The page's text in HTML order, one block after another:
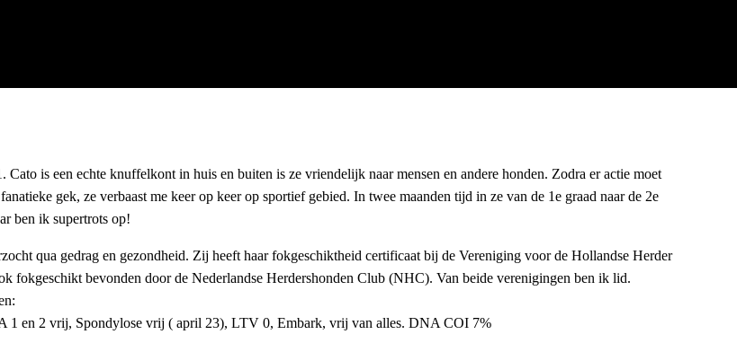
Cato is een echte knuffelkont in huis en buiten is ze vriendelijk naar mensen en andere honden. Zodra er actie moet
gek, ze verbaast me keer op keer op sportief gebied. In twee maanden tijd in ze van de 1e graad naar de 2e
ben ik supertrots op!
qua gedrag en gezondheid. Zij heeft haar fokgeschiktheid certificaat bij de Vereniging voor de Hollandse Herder
fokgeschikt bevonden door de Nederlandse Herdershonden Club (NHC). Van beide verenigingen ben ik lid.
1 en 2 vrij, Spondylose vrij ( april 23), LTV 0, Embark, vrij van alles. DNA COI 7%